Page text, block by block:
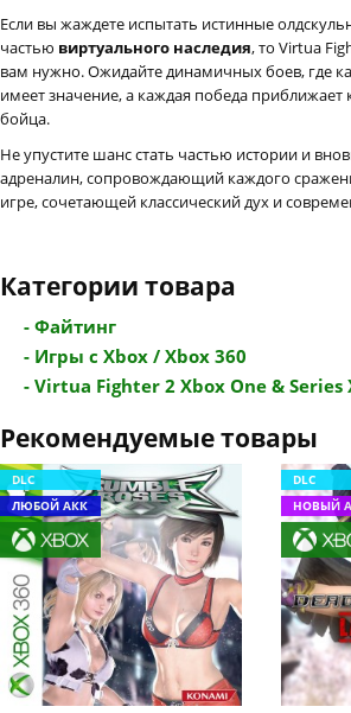
Если вы жаждете испытать истинные
частью виртуального наследия, то Virtua
вам нужно. Ожидайте динамичных боев, где
имеет значение, а каждая победа приближает
бойца.
Не упустите шанс стать частью истории и
адреналин, сопровождающий каждого
игре, сочетающей классический дух и
Категории товара
- Файтинг
- Игры с Xbox / Xbox 360
- Virtua Fighter 2 Xbox One & Series
Рекомендуемые товары
DLC
ЛЮБОЙ АКК
DLC
НОВЫЙ